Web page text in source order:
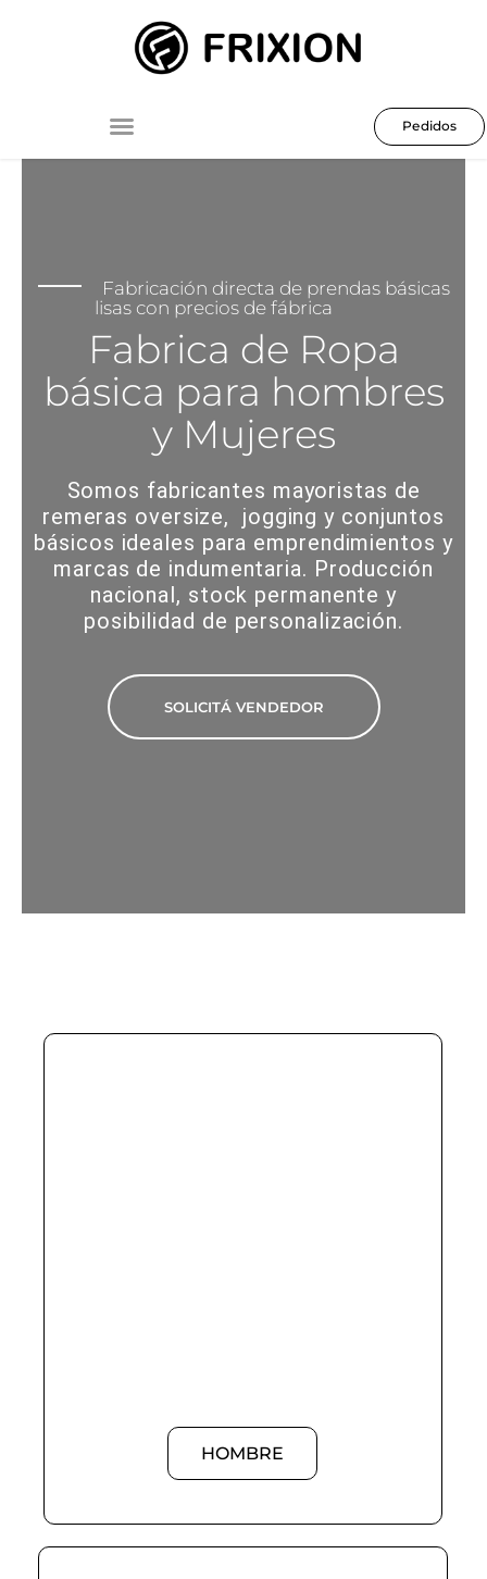
Pedidos
Fabricación directa de prendas básicas
lisas con precios de fábrica
Fabrica de Ropa
básica para hombres
y Mujeres
Somos fabricantes mayoristas de
remeras oversize, jogging y conjuntos
básicos ideales para emprendimientos y
marcas de indumentaria. Producción
nacional, stock permanente y
posibilidad de personalización.
SOLICITÁ VENDEDOR
HOMBRE